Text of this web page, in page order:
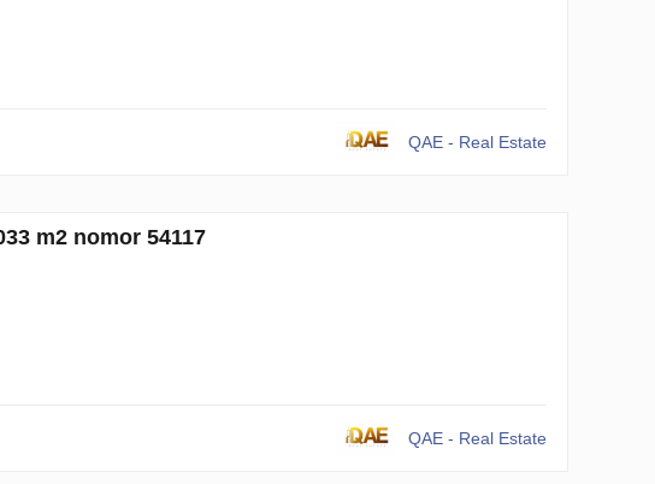
QAE - Real Estate
m2 nomor 54117
QAE - Real Estate